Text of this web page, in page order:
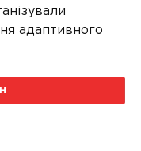
адаптивного